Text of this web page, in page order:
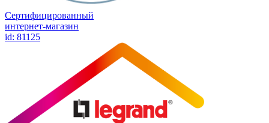
Сертифицированный
интернет-магазин
id: 81125